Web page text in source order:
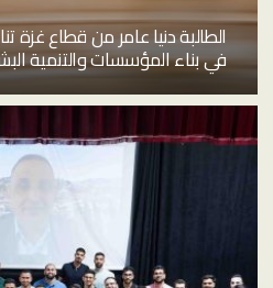
الطالبة دنيا عامر من قطاع غزة
في بناء المؤسسات والتنمية